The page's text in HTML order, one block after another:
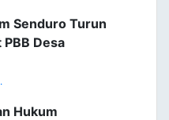
Senduro Turun
Desa
Hukum